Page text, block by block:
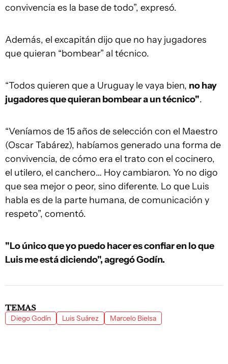
convivencia es la base de todo”, expresó.
Además, el excapitán dijo que no hay jugadores
que quieran “bombear” al técnico.
“Todos quieren que a Uruguay le vaya bien, no hay
jugadores que quieran bombear a un técnico".
“Veníamos de 15 años de selección con el Maestro
(Oscar Tabárez), habíamos generado una forma de
convivencia, de cómo era el trato con el cocinero,
el utilero, el canchero… Hoy cambiaron. Yo no digo
que sea mejor o peor, sino diferente. Lo que Luis
habla es de la parte humana, de comunicación y
respeto”, comentó.
"Lo único que yo puedo hacer es confiar en lo que
Luis me está diciendo", agregó Godín.
TEMAS
Diego Godín Luis Suárez Marcelo Bielsa